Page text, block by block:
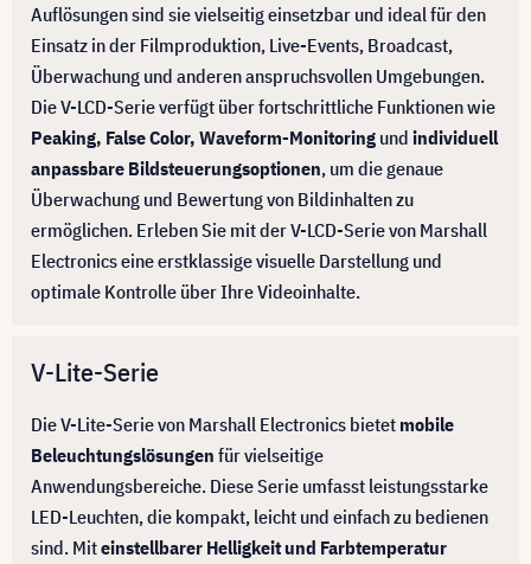
Auflösungen sind sie vielseitig einsetzbar und ideal für den
Einsatz in der Filmproduktion, Live-Events, Broadcast,
Überwachung und anderen anspruchsvollen Umgebungen.
Die V-LCD-Serie verfügt über fortschrittliche Funktionen wie
Peaking, False Color, Waveform-Monitoring und individuell
anpassbare Bildsteuerungsoptionen, um die genaue
Überwachung und Bewertung von Bildinhalten zu
ermöglichen. Erleben Sie mit der V-LCD-Serie von Marshall
Electronics eine erstklassige visuelle Darstellung und
optimale Kontrolle über Ihre Videoinhalte.
V-Lite-Serie
Die V-Lite-Serie von Marshall Electronics bietet mobile
Beleuchtungslösungen für vielseitige
Anwendungsbereiche. Diese Serie umfasst leistungsstarke
LED-Leuchten, die kompakt, leicht und einfach zu bedienen
sind. Miteinstellbarer Helligkeit und Farbtemperatur